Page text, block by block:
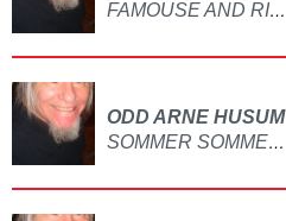
FAMOUSE AND RICH LAGET PÅ GITAR
ODD ARNE HUSUM
SOMMER SOMMER DET ER DET VI VI HA LAGET PÅ GITAR OG PIANO